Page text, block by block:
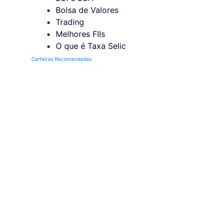
Bolsa de Valores
Trading
Melhores FIIs
O que é Taxa Selic
Carteiras Recomendadas